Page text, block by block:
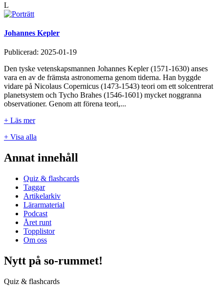
L
Johannes Kepler
Publicerad: 2025-01-19
Den tyske vetenskapsmannen Johannes Kepler (1571-1630) anses
vara en av de främsta astronomerna genom tiderna. Han byggde
vidare på Nicolaus Copernicus (1473-1543) teori om ett solcentrerat
planetsystem och Tycho Brahes (1546-1601) mycket noggranna
observationer. Genom att förena teori,...
+ Läs mer
+ Visa alla
Annat innehåll
Quiz & flashcards
Taggar
Artikelarkiv
Lärarmaterial
Podcast
Året runt
Topplistor
Om oss
Nytt på so-rummet!
Quiz & flashcards